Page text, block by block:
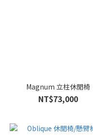
Magnum 立柱休閒椅
NT$73,000